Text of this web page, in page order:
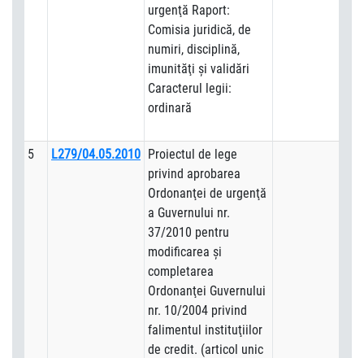
urgenţă Raport:
Comisia juridică, de
numiri, disciplină,
imunităţi şi validări
Caracterul legii:
ordinară
5 L279/04.05.2010 Proiectul de lege
privind aprobarea
Ordonanţei de urgenţă
a Guvernului nr.
37/2010 pentru
modificarea şi
completarea
Ordonanţei Guvernului
nr. 10/2004 privind
falimentul instituţiilor
de credit. (articol unic